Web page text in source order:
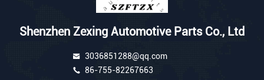
Shenzhen Zexing Automotive Parts Co., Ltd
3036851288@qq.com
86-755-82267663